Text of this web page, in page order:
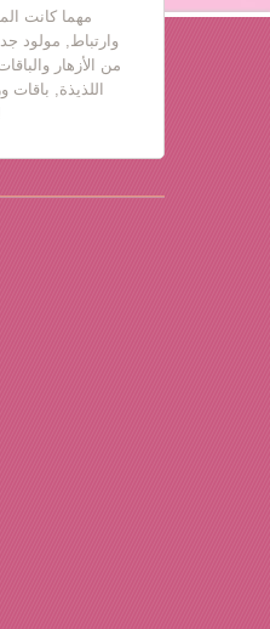
مهما كانت
وارتباط, مولود
من الأزهار
اللذيذة, باقات